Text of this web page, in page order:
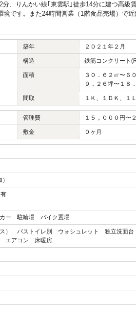
、りんかい線｢東雲駅｣徒歩14分に建つ高級
です。また24時間営業（1階食品売場）で
築年 ２０２１年２月
構造 鉄筋コンクリート
面積
３０．６２㎡〜６
９．２６坪〜１８
間取 １Ｋ、１ＤＫ、１
管理費 １５，０００円〜
敷金 ０ヶ月
ー 駐輪場 バイク置場
ス） バストイレ別 ウォシュレット 独立洗面
エアコン 床暖房